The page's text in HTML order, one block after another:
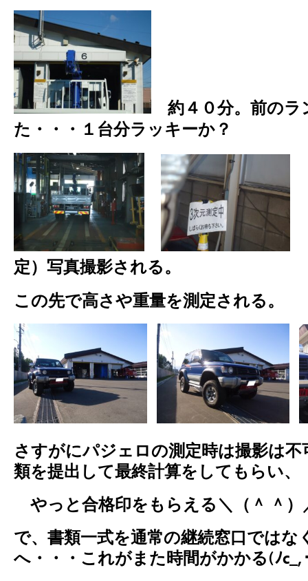
約４０分。前の
た・・・１台分ラッキーか？
定）写真撮影される。
この先で高さや重量を測定される。
さすがにパジェロの測定時は撮影は
類を提出して最終計算をしてもらい、
やっと合格印をもらえる＼（＾ ＾）
で、書類一式を通常の継続窓口ではな
へ・・・これがまた時間がかかる(ﾉc_,